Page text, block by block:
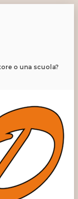
o una scuola?